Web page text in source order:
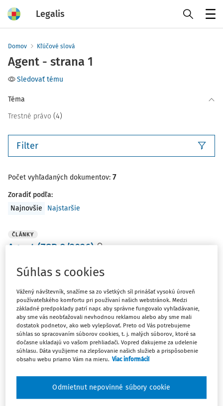
Legalis
Domov Kľúčové slová
Agent - strana 1
Sledovať tému
Téma
Trestné právo (4)
Filter
Počet vyhľadaných dokumentov: 7
Zoradiť podľa:
Najnovšie
Najstaršie
ČLÁNKY
Agent (ZSP 8/2026)
uznesením z 26. februára 2020, sp. zn. 3Tdo/47/2019,
dovolanie obvineného...
Vydané:25. 2. 2026 / 20 minút čítania
ČLÁNKY
Je použitie informačno-technických
prostriedkov agentom v obydlí
podmienené vydaním osobitného
(ďalšieho) príkazu?
Súhlas s cookies
Vážený návštevník, snažíme sa zo všetkých síl prinášať vysokú úroveň
používateľského komfortu pri používaní našich webstránok. Medzi
základné predpoklady patrí napr. aby správne fungovalo vyhľadávanie,
aby sme vás neobťažovali nevhodnou reklamou alebo aby sme mali
dostatok podnetov, ako web vylepšovať. Preto od Vás potrebujeme
súhlas so spracovaním súborov cookies, t. j. malých súborov, ktoré sa
dočasne ukladajú vo vašom prehliadači. Vopred ďakujeme za udelenie
súhlasu. Dáta využijeme na zlepšovanie našich služieb a prispôsobenie
obsahu webu priamo Vám na mieru. Viac informácií
Odmietnut nepovinné súbory cookie